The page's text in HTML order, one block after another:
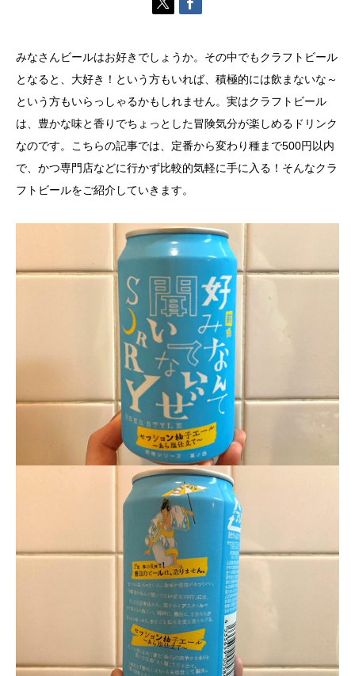
みなさんビールはお好きでしょうか。その中でもクラフトビール
となると、大好き！という方もいれば、積極的には飲まないな～
という方もいらっしゃるかもしれません。実はクラフトビール
は、豊かな味と香りでちょっとした冒険気分が楽しめるドリンク
なのです。こちらの記事では、定番から変わり種まで500円以内
で、かつ専門店などに行かず比較的気軽に手に入る！そんなクラ
フトビールをご紹介していきます。